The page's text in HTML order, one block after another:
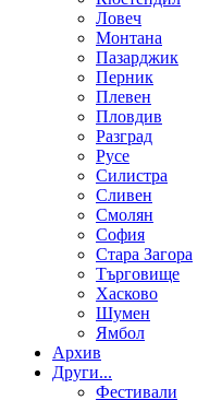
Ловеч
Монтана
Пазарджик
Перник
Плевен
Пловдив
Разград
Русе
Силистра
Сливен
Смолян
София
Стара Загора
Търговище
Хасково
Шумен
Ямбол
Aрхив
Други...
Фестивали